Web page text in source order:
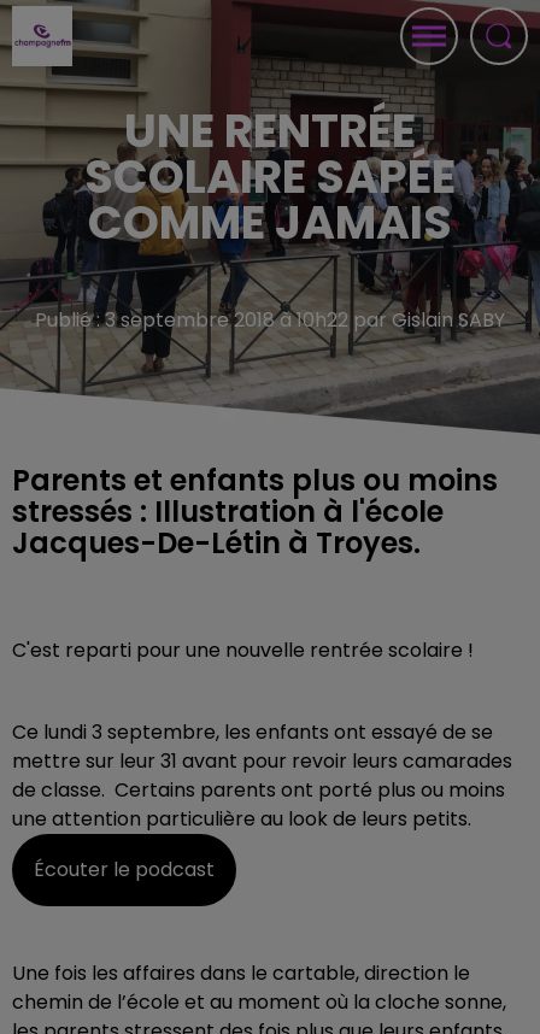
UNE RENTRÉE
SCOLAIRE SAPÉE
COMME JAMAIS
Publié : 3 septembre 2018 à 10h22 par Gislain SABY
Parents et enfants plus ou moins
stressés : Illustration à l'école
Jacques-De-Létin à Troyes.
C'est reparti pour une nouvelle rentrée scolaire !
Ce lundi 3 septembre, les enfants ont essayé de se
mettre sur leur 31 avant pour revoir leurs camarades
de classe. Certains parents ont porté plus ou moins
une attention particulière au look de leurs petits.
Écouter le podcast
Une fois les affaires dans le cartable, direction le
chemin de l’école et au moment où la cloche sonne,